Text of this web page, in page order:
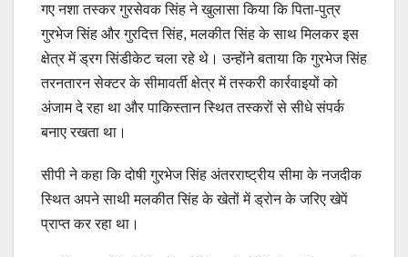
गए नशा तस्कर गुरसेवक सिंह ने खुलासा किया कि पिता-पुत्र
गुरभेज सिंह और गुरदित्त सिंह, मलकीत सिंह के साथ मिलकर इस
क्षेत्र में ड्रग सिंडीकेट चला रहे थे। उन्होंने बताया कि गुरभेज सिंह
तरनतारन सेक्टर के सीमावर्ती क्षेत्र में तस्करी कार्रवाइयों को
अंजाम दे रहा था और पाकिस्तान स्थित तस्करों से सीधे संपर्क
बनाए रखता था।
सीपी ने कहा कि दोषी गुरभेज सिंह अंतरराष्ट्रीय सीमा के नजदीक
स्थित अपने साथी मलकीत सिंह के खेतों में ड्रोन के जरिए खेपें
प्राप्त कर रहा था।